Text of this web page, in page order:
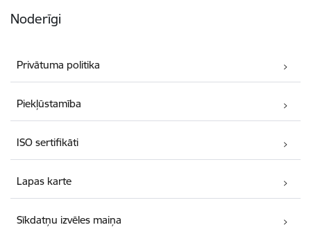
Noderīgi
Privātuma politika
Piekļūstamība
ISO sertifikāti
Lapas karte
Sīkdatņu izvēles maiņa